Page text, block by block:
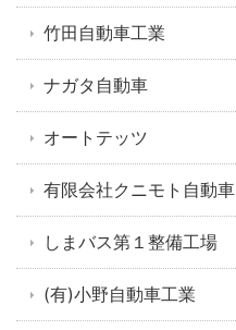
竹田自動車工業
ナガタ自動車
オートテッツ
有限会社クニモト自動車
しまバス第１整備工場
(有)小野自動車工業